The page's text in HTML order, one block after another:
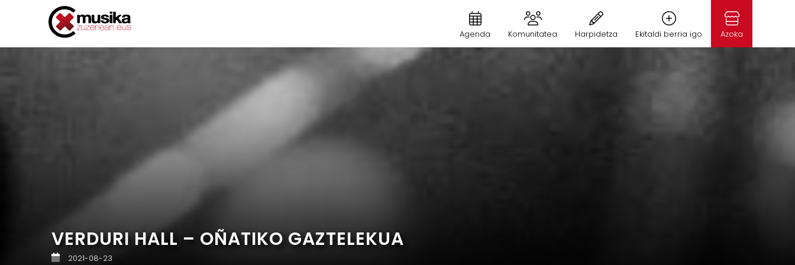
Agenda Komunitatea Harpidetza Ekitaldi berria igo Azoka
VERDURI HALL – OÑATIKO GAZTELEKUA
2021-08-23